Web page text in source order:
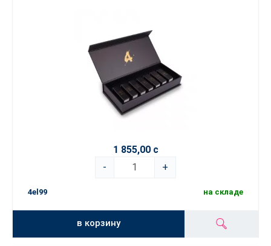
1 855,00 с
-
+
4el99 на складе
в корзину